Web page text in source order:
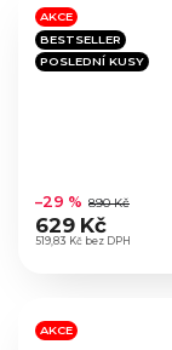
hvězdiček.
AKCE
BESTSELLER
POSLEDNÍ KUSY
hodnocení
produktu
je
hvězdiček.
519,83 Kč bez DPH
–29 % 890 Kč
629 Kč
AKCE